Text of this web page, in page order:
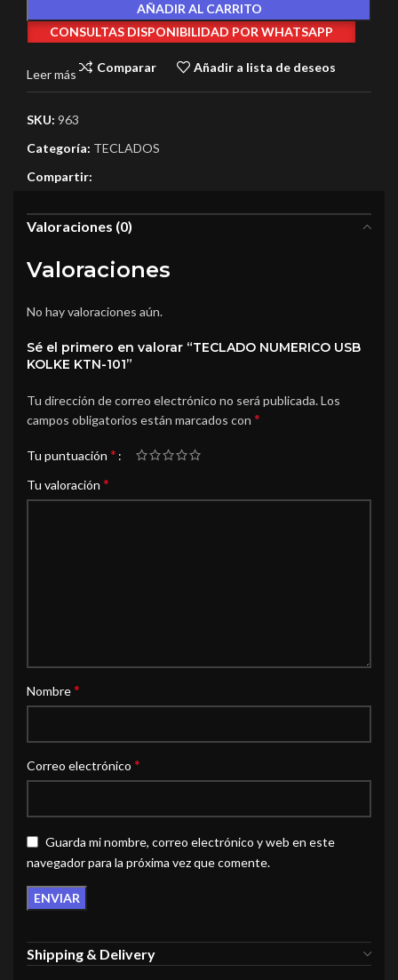
AÑADIR AL CARRITO
CONSULTAS DISPONIBILIDAD POR WHATSAPP
Leer más
Comparar Añadir a lista de deseos
SKU: 963
Categoría: TECLADOS
Compartir:
Valoraciones (0)
Valoraciones
No hay valoraciones aún.
Sé el primero en valorar “TECLADO NUMERICO USB
KOLKE KTN-101”
Tu dirección de correo electrónico no será publicada.Los
campos obligatorios están marcados con *
Tu puntuación *
Tu valoración *
Nombre*
Correo electrónico *
Guarda mi nombre, correo electrónico y web en este
navegador para la próxima vez que comente.
Shipping & Delivery